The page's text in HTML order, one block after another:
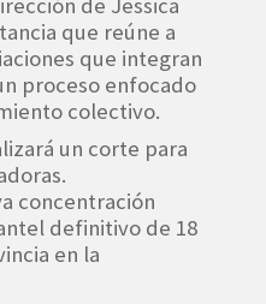
de Jessica
que reúne a
que integran
proceso enfocado
colectivo.
un corte para
concentración
definitivo de 18
en la